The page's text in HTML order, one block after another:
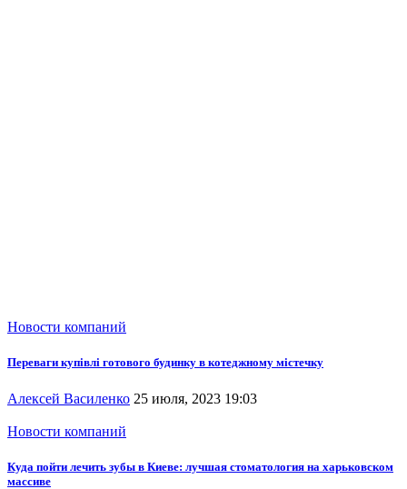
Новости компаний
Переваги купівлі готового будинку в котеджному містечку
Алексей Василенко 25 июля, 2023 19:03
Новости компаний
Куда пойти лечить зубы в Киеве: лучшая стоматология на харьковском
массиве